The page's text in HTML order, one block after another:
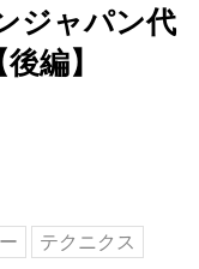
ジャパン代
編】
テクニクス